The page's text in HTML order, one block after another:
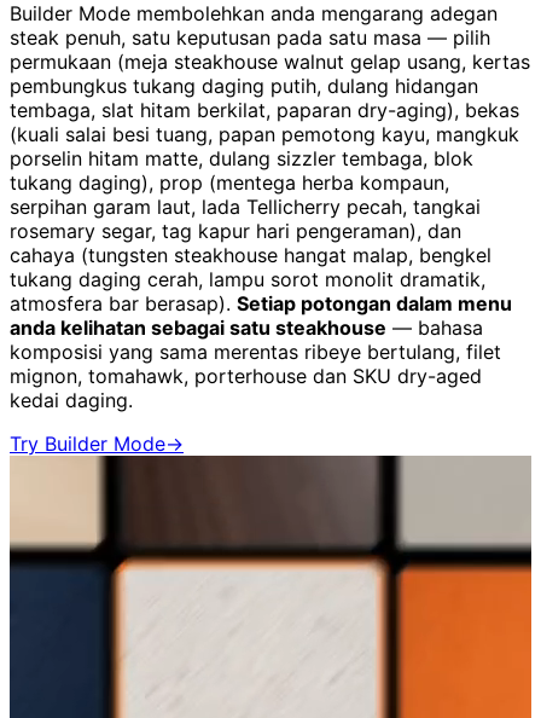
Builder Mode membolehkan anda mengarang adegan
steak penuh, satu keputusan pada satu masa — pilih
permukaan (meja steakhouse walnut gelap usang, kertas
pembungkus tukang daging putih, dulang hidangan
tembaga, slat hitam berkilat, paparan dry-aging), bekas
(kuali salai besi tuang, papan pemotong kayu, mangkuk
porselin hitam matte, dulang sizzler tembaga, blok
tukang daging), prop (mentega herba kompaun,
serpihan garam laut, lada Tellicherry pecah, tangkai
rosemary segar, tag kapur hari pengeraman), dan
cahaya (tungsten steakhouse hangat malap, bengkel
tukang daging cerah, lampu sorot monolit dramatik,
atmosfera bar berasap). Setiap potongan dalam menu
anda kelihatan sebagai satu steakhouse — bahasa
komposisi yang sama merentas ribeye bertulang, filet
mignon, tomahawk, porterhouse dan SKU dry-aged
kedai daging.
Try Builder Mode→